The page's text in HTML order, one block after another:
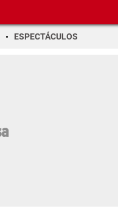
ESPECTÁCULOS